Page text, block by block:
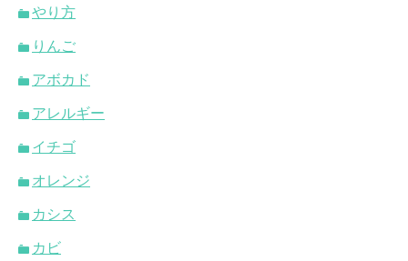
やり方
りんご
アボカド
アレルギー
イチゴ
オレンジ
カシス
カビ